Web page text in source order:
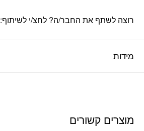
מידות
רוצה לשתף את החבר/ה? לחצ/י לשיתוף:
מוצרים קשורים